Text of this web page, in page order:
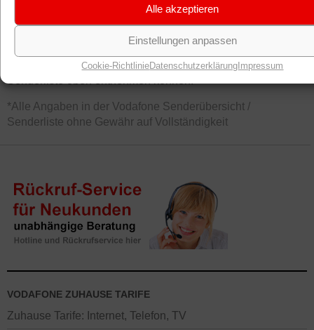
Alle akzeptieren
Einstellungen anpassen
Cookie-RichtlinieDatenschutzerklärungImpressum
>>> Weitere Informationen zum Vodafone TV
Fremdsprachenpaket Russisch
Vodafone TV bietet also viele Fernsehsender, wie Sie der
Senderliste oben entnehmen können.
*Alle Angaben in der Vodafone Senderübersicht /
Senderliste ohne Gewähr auf Vollständigkeit
VODAFONE ZUHAUSE TARIFE
Zuhause Tarife: Internet, Telefon, TV